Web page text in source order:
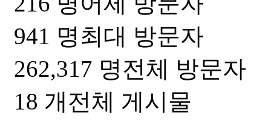
941 명최대 방문자
262,317 명전체 방문자
18 개전체 게시물